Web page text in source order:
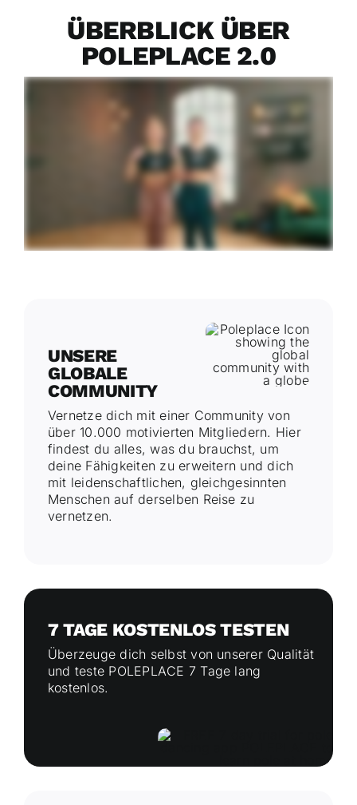
ÜBERBLICK ÜBER
POLEPLACE 2.0
UNSERE
GLOBALE
COMMUNITY
Vernetze dich mit einer Community von
über 10.000 motivierten Mitgliedern. Hier
findest du alles, was du brauchst, um
deine Fähigkeiten zu erweitern und dich
mit leidenschaftlichen, gleichgesinnten
Menschen auf derselben Reise zu
vernetzen.
7 TAGE KOSTENLOS TESTEN
Überzeuge dich selbst von unserer Qualität
und teste POLEPLACE 7 Tage lang
kostenlos.